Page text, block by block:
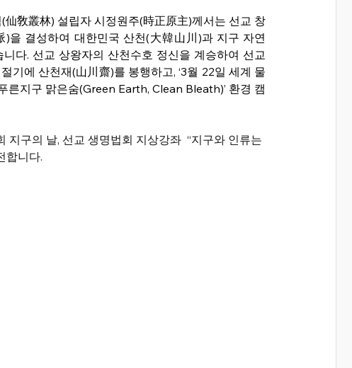
敎叢林) 설립자 시정원주(時正原主)께서는 선교 창
을 결성하여 대한민국 산천(大韓山川)과 지구 자연
다. 선교 상왕자의 산천수호 정신을 계승하여 선교
기에 산천재(山川齋)를 봉행하고, ‘3월 22일 세계 물
른지구 맑은숨(Green Earth, Clean Bleath)’ 환경 캠
구의 날, 선교 생명법회 지상강좌  “지구와 인류는
합니다.